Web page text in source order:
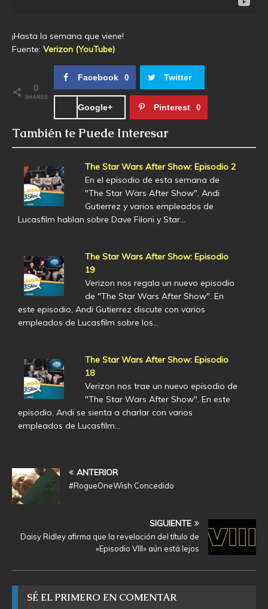
¡Hasta la semana que viene!
Fuente: Verizon (YouTube)
0
SHARES
Facebook 0 Twitter
Google+ Pinterest 0
También te Puede Interesar
The Star Wars After Show: Episodio 2
En el episodio de esta semana de
"The Star Wars After Show", Andi
Gutierrez y varios empleados de
Lucasfilm hablan sobre Dave Filoni y Star…
The Star Wars After Show: Episodio
19
Verizon nos regala un nuevo episodio
de "The Star Wars After Show". En
este episodio, Andi Gutierrez discute con varios
empleados de Lucasfilm sobre los…
The Star Wars After Show: Episodio
18
Verizon nos trae un nuevo episodio de
"The Star Wars After Show". En este
episodio, Andi se sienta a charlar con varios
empleados de Lucasfilm…
ANTERIOR
#RogueOneWish Concedido
SIGUIENTE
Daisy Ridley afirma que la revelación del título de
«Episodio VIII» aún está lejos
SÉ EL PRIMERO EN COMENTAR